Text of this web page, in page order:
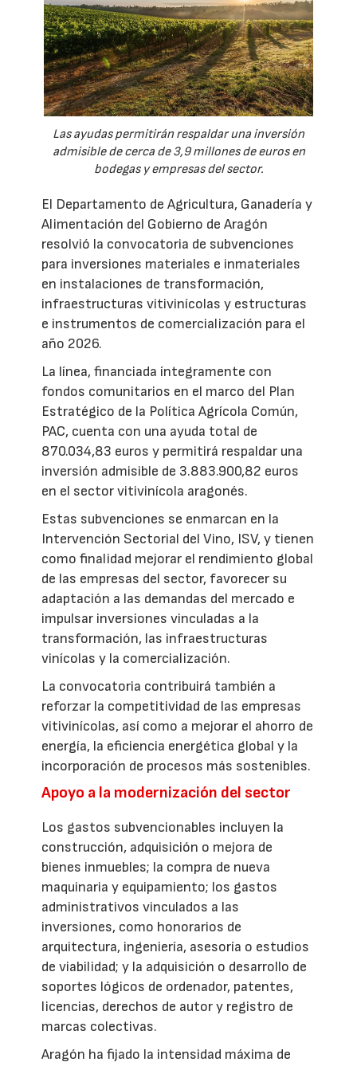
Las ayudas permitirán respaldar una inversión
admisible de cerca de 3,9 millones de euros en
bodegas y empresas del sector.
El Departamento de Agricultura, Ganadería y
Alimentación del Gobierno de Aragón
resolvió la convocatoria de subvenciones
para inversiones materiales e inmateriales
en instalaciones de transformación,
infraestructuras vitivinícolas y estructuras
e instrumentos de comercialización para el
año 2026.
La línea, financiada íntegramente con
fondos comunitarios en el marco del Plan
Estratégico de la Política Agrícola Común,
PAC, cuenta con una ayuda total de
870.034,83 euros y permitirá respaldar una
inversión admisible de 3.883.900,82 euros
en el sector vitivinícola aragonés.
Estas subvenciones se enmarcan en la
Intervención Sectorial del Vino, ISV, y tienen
como finalidad mejorar el rendimiento global
de las empresas del sector, favorecer su
adaptación a las demandas del mercado e
impulsar inversiones vinculadas a la
transformación, las infraestructuras
vinícolas y la comercialización.
La convocatoria contribuirá también a
reforzar la competitividad de las empresas
vitivinícolas, así como a mejorar el ahorro de
energía, la eficiencia energética global y la
incorporación de procesos más sostenibles.
Apoyo a la modernización del sector
Los gastos subvencionables incluyen la
construcción, adquisición o mejora de
bienes inmuebles; la compra de nueva
maquinaria y equipamiento; los gastos
administrativos vinculados a las
inversiones, como honorarios de
arquitectura, ingeniería, asesoría o estudios
de viabilidad; y la adquisición o desarrollo de
soportes lógicos de ordenador, patentes,
licencias, derechos de autor y registro de
marcas colectivas.
Aragón ha fijado la intensidad máxima de